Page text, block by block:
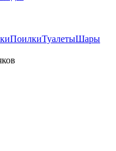
ПоилкиТуалетыШары